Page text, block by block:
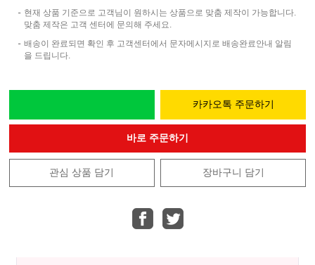
현재 상품 기준으로 고객님이 원하시는 상품으로 맞춤 제작이 가능합니다.
맞춤 제작은 고객 센터에 문의해 주세요.
배송이 완료되면 확인 후 고객센터에서 문자메시지로 배송완료안내 알림
을 드립니다.
카카오톡 주문하기
바로 주문하기
관심 상품 담기 장바구니 담기